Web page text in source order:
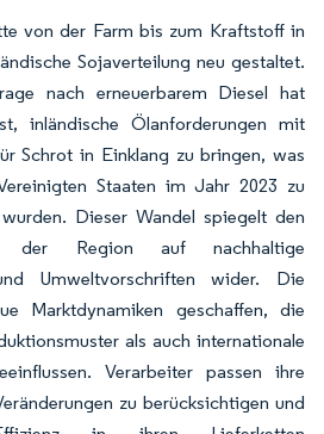
von der Farm bis zum Kraftstoff in
Sojaverteilung neu gestaltet.
nach erneuerbarem Diesel hat
inländische Ölanforderungen mit
Schrot in Einklang zu bringen, was
Staaten im Jahr 2023 zu
Dieser Wandel spiegelt den
der Region auf nachhaltige
Umweltvorschriften wider. Die
Marktdynamiken geschaffen, die
als auch internationale
Verarbeiter passen ihre
zu berücksichtigen und